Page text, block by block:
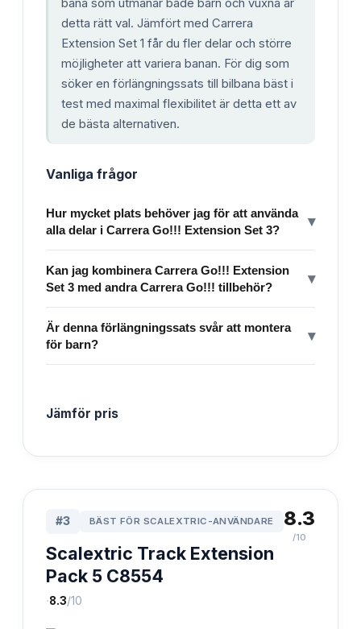
bana som utmanar både barn och vuxna är
detta rätt val. Jämfört med Carrera
Extension Set 1 får du fler delar och större
möjligheter att variera banan. För dig som
söker en förlängningssats till bilbana bäst i
test med maximal flexibilitet är detta ett av
de bästa alternativen.
Vanliga frågor
Hur mycket plats behöver jag för att använda
alla delar i Carrera Go!!! Extension Set 3?
▾
Kan jag kombinera Carrera Go!!! Extension
Set 3 med andra Carrera Go!!! tillbehör?
▾
Är denna förlängningssats svår att montera
för barn?
▾
Jämför pris
#3 BÄST FÖR SCALEXTRIC-ANVÄNDARE
Scalextric Track Extension
Pack 5 C8554
·8.3/10
8.3
/10